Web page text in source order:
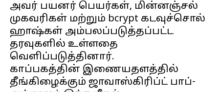
அவர் பயனர் பெயர்கள், மின்னஞ்சல்
முகவரிகள் மற்றும் bcrypt கடவுச்சொல்
ஹாஷ்கள் அம்பலப்படுத்தப்பட்ட
தரவுகளில் உள்ளதை
வெளிப்படுத்தினார்.
காப்பகத்தின் இணையதளத்தில்
தீங்கிழைக்கும் ஜாவாஸ்கிரிப்ட் பாப்-